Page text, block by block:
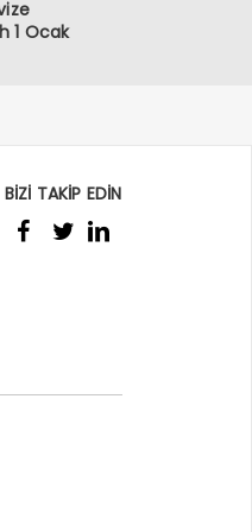
1 Ocak
BİZİ TAKİP EDİN